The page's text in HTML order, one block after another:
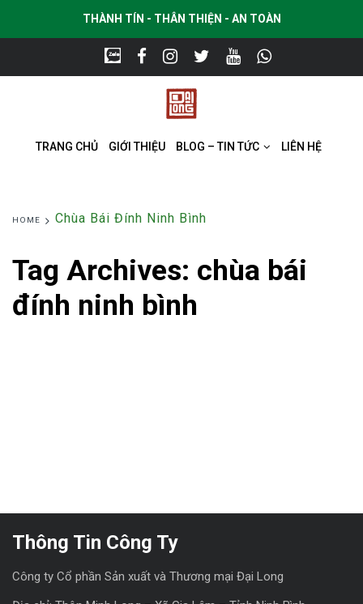
THÀNH TÍN - THÂN THIỆN - AN TOÀN
TRANG CHỦ GIỚI THIỆU BLOG – TIN TỨC LIÊN HỆ
HOME Chùa Bái Đính Ninh Bình
Tag Archives: chùa bái
đính ninh bình
Thông Tin Công Ty
Công ty Cổ phần Sản xuất và Thương mại Đại Long